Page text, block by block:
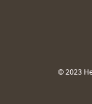
© 2023